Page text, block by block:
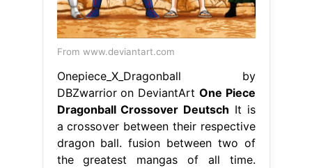
From www.deviantart.com
Onepiece_X_Dragonball by
DBZwarrior on DeviantArt One Piece
Dragonball Crossover Deutsch It is
a crossover between their respective
dragon ball. fusion between two of
the greatest mangas of all time.